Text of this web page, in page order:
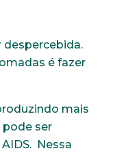
despercebida.
é fazer
mais
pode ser
Nessa
estar dos seus